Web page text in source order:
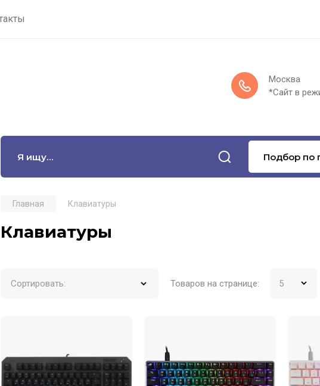
Москва
*Сайт в
Подбор по
Главная Клавиатуры
Клавиатуры
Сортировать: Товаров на странице: